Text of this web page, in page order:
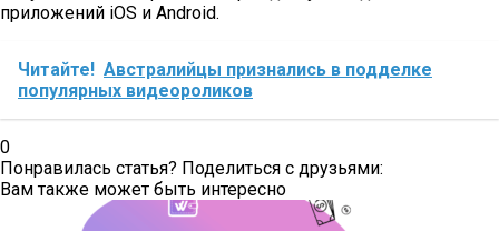
приложений iOS и Android.
Читайте! Австралийцы признались в подделке
популярных видеороликов
0
Понравилась статья? Поделиться с друзьями:
Вам также может быть интересно